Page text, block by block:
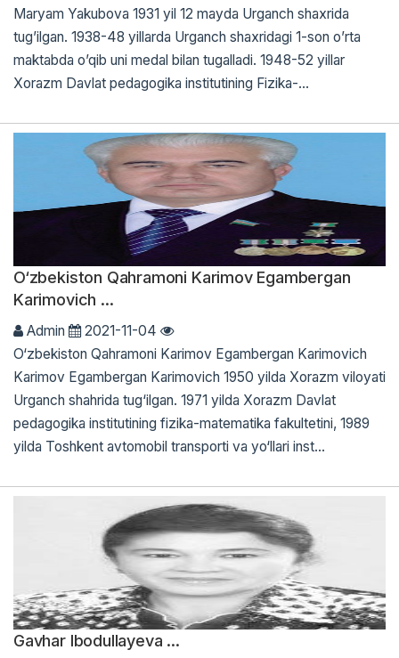
Maryam Yakubova 1931 yil 12 mayda Urganch shaxrida
tug’ilgan. 1938-48 yillarda Urganch shaxridagi 1-son o’rta
maktabda o’qib uni medal bilan tugalladi. 1948-52 yillar
Xorazm Davlat pedagogika institutining Fizika-...
O‘zbekiston Qahramoni Karimov Egambergan
Karimovich ...
Admin
2021-11-04
O‘zbekiston Qahramoni Karimov Egambergan Karimovich
Karimov Egambergan Karimovich 1950 yilda Xorazm viloyati
Urganch shahrida tug‘ilgan. 1971 yilda Xorazm Davlat
pedagogika institutining fizika-matematika fakultetini, 1989
yilda Toshkent avtomobil transporti va yo‘llari inst...
Gavhar Ibodullayeva ...